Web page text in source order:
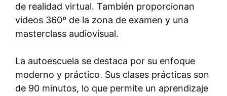
de realidad virtual. También proporcionan
videos 360º de la zona de examen y una
masterclass audiovisual.
La autoescuela se destaca por su enfoque
moderno y práctico. Sus clases prácticas son
de 90 minutos, lo que permite un aprendizaje